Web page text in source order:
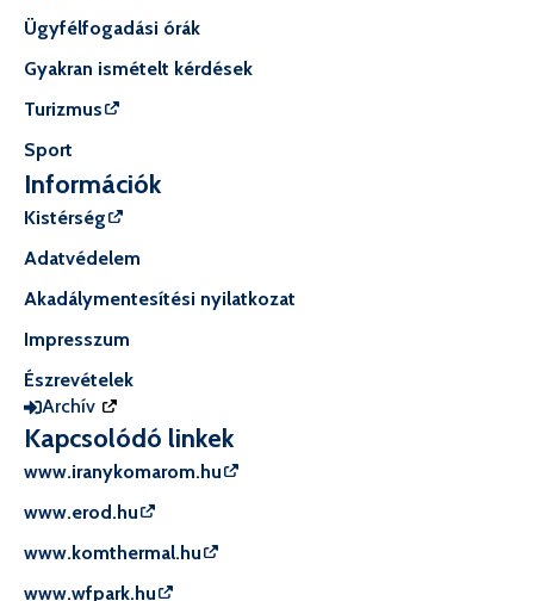
Ügyfélfogadási órák
Gyakran ismételt kérdések
Turizmus
Sport
Információk
Kistérség
Adatvédelem
Akadálymentesítési nyilatkozat
Impresszum
Észrevételek
Archív
Kapcsolódó linkek
www.iranykomarom.hu
www.erod.hu
www.komthermal.hu
www.wfpark.hu